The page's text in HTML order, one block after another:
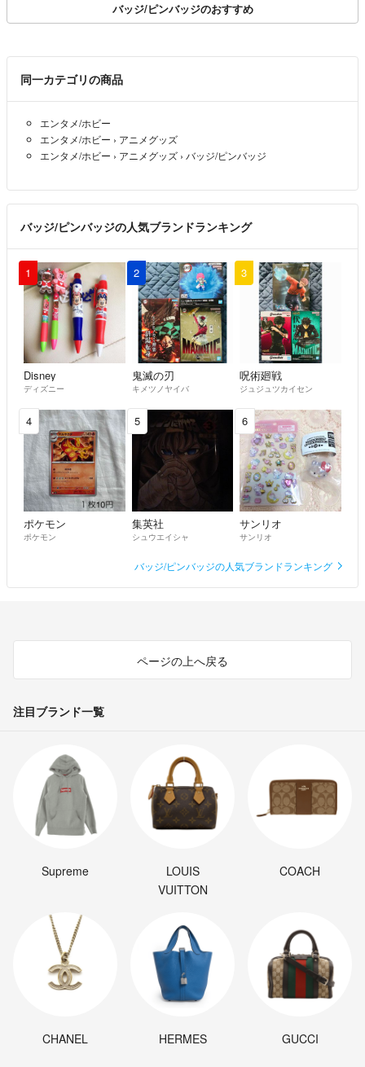
バッジ/ピンバッジのおすすめ
同一カテゴリの商品
エンタメ/ホビー
エンタメ/ホビー › アニメグッズ
エンタメ/ホビー › アニメグッズ › バッジ/ピンバッジ
バッジ/ピンバッジの人気ブランドランキング
1
Disney
ディズニー
2
鬼滅の刃
キメツノヤイバ
3
呪術廻戦
ジュジュツカイセン
4
ポケモン
ポケモン
5
集英社
シュウエイシャ
6
サンリオ
サンリオ
バッジ/ピンバッジの人気ブランドランキング
ページの上へ戻る
注目ブランド一覧
Supreme
LOUIS
VUITTON
COACH
CHANEL HERMES GUCCI